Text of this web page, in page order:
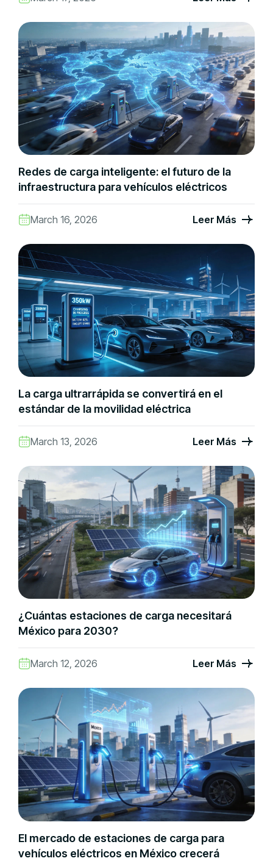
Redes de carga inteligente: el futuro de la
infraestructura para vehículos eléctricos
March 16, 2026 Leer Más
La carga ultrarrápida se convertirá en el
estándar de la movilidad eléctrica
March 13, 2026 Leer Más
¿Cuántas estaciones de carga necesitará
México para 2030?
March 12, 2026 Leer Más
El mercado de estaciones de carga para
vehículos eléctricos en México crecerá